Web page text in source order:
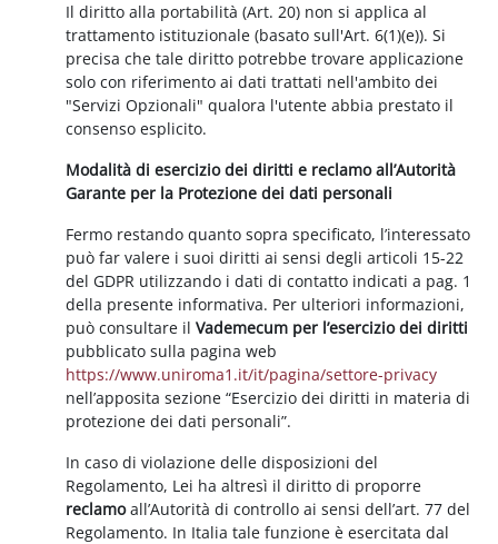
Il diritto alla portabilità (Art. 20) non si applica al
trattamento istituzionale (basato sull'Art. 6(1)(e)). Si
precisa che tale diritto potrebbe trovare applicazione
solo con riferimento ai dati trattati nell'ambito dei
"Servizi Opzionali" qualora l'utente abbia prestato il
consenso esplicito.
Modalità di esercizio dei diritti e reclamo all’Autorità
Garante per la Protezione dei dati personali
Fermo restando quanto sopra specificato, l’interessato
può far valere i suoi diritti ai sensi degli articoli 15-22
del GDPR utilizzando i dati di contatto indicati a pag. 1
della presente informativa. Per ulteriori informazioni,
può consultare ilVademecum per l’esercizio dei diritti
pubblicato sulla pagina web
https://www.uniroma1.it/it/pagina/settore-privacy
nell’apposita sezione “Esercizio dei diritti in materia di
protezione dei dati personali”.
In caso di violazione delle disposizioni del
Regolamento, Lei ha altresì il diritto di proporre
reclamoall’Autorità di controllo ai sensi dell’art. 77 del
Regolamento. In Italia tale funzione è esercitata dal